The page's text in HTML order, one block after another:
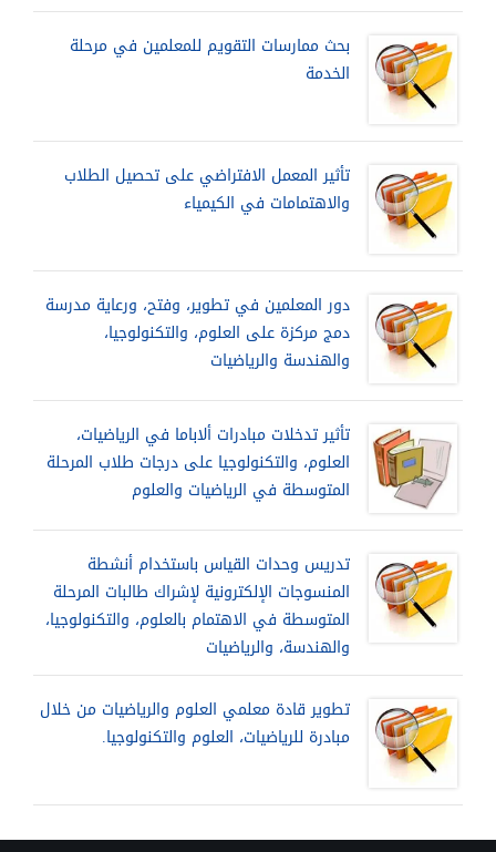
بحث ممارسات التقويم للمعلمين في مرحلة
الخدمة
تأثير المعمل الافتراضي على تحصيل الطلاب
والاهتمامات في الكيمياء
دور المعلمين في تطوير، وفتح، ورعاية مدرسة
دمج مركزة على العلوم، والتكنولوجيا،
والهندسة والرياضيات
تأثير تدخلات مبادرات ألاباما في الرياضيات،
العلوم، والتكنولوجيا على درجات طلاب المرحلة
المتوسطة في الرياضيات والعلوم
تدريس وحدات القياس باستخدام أنشطة
المنسوجات الإلكترونية لإشراك طالبات المرحلة
المتوسطة في الاهتمام بالعلوم، والتكنولوجيا،
والهندسة، والرياضيات
تطوير قادة معلمي العلوم والرياضيات من خلال
مبادرة للرياضيات، العلوم والتكنولوجيا.